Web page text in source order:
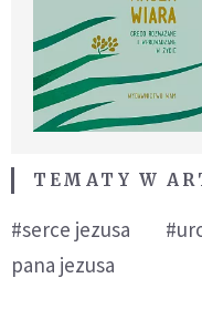
TEMATY W
#serce jezusa
pana jezusa